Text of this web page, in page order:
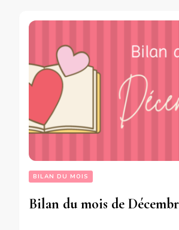
BILAN DU MOIS
Bilan du mois de